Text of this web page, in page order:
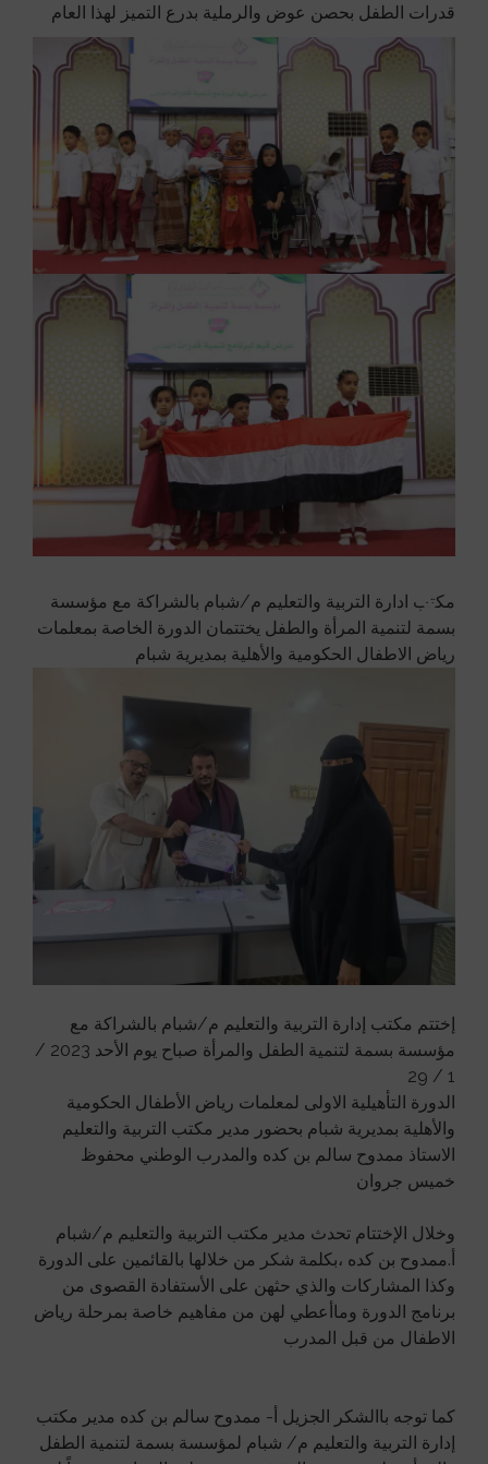
قدرات الطفل بحصن عوض والرملية بدرع التميز لهذا العام
مكتب ادارة التربية والتعليم م/شبام بالشراكة مع مؤسسة
بسمة لتنمية المرأة والطفل يختتمان الدورة الخاصة بمعلمات
رياض الاطفال الحكومية والأهلية بمديرية شبام
إختتم مكتب إدارة التربية والتعليم م/شبام بالشراكة مع
مؤسسة بسمة لتنمية الطفل والمرأة صباح يوم الأحد 2023 /
1 / 29
الدورة التأهيلية الاولى لمعلمات رياض الأطفال الحكومية
والأهلية بمديرية شبام بحضور مدير مكتب التربية والتعليم
الاستاذ ممدوح سالم بن كده والمدرب الوطني محفوظ
خميس جروان
وخلال الإختتام تحدث مدير مكتب التربية والتعليم م/شبام
أ.ممدوح بن كده ،بكلمة شكر من خلالها بالقائمين على الدورة
وكذا المشاركات والذي حثهن على الأستفادة القصوى من
برنامج الدورة وماأعطي لهن من مفاهيم خاصة بمرحلة رياض
الاطفال من قبل المدرب
كما توجه باالشكر الجزيل أ- ممدوح سالم بن كده مدير مكتب
إدارة التربية والتعليم م/ شبام لمؤسسة بسمة لتنمية الطفل